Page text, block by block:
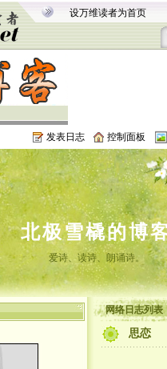
设万维读者为首页
发表日志 控制面板
北极雪橇的博
爱诗、读诗、朗诵诗。
网络日志列表
思恋